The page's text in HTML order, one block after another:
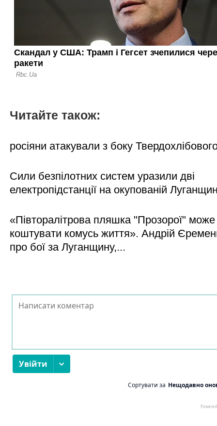
Читайте також:
росіяни атакували з боку
Сили безпілотних систем уразили дві
електропідстанції на окупованій
«Півторалітрова пляшка "Прозорої" може
коштувати комусь життя». Андрій
про бої за Луганщину,...